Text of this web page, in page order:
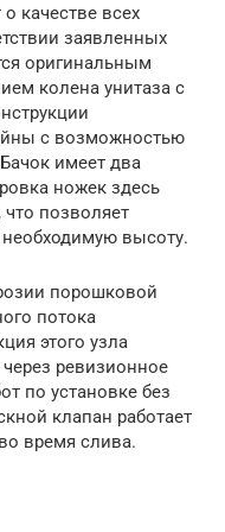
качестве всех
заявленных
оригинальным
колена унитаза с
с возможностью
имеет два
ножек здесь
позволяет
необходимую высоту.
порошковой
потока
этого узла
ревизионное
по установке без
клапан работает
время слива.